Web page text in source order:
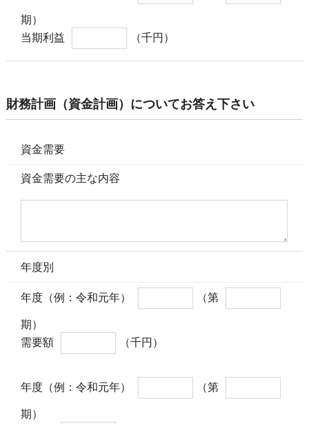
期）
当期利益
（千円）
財務計画（資金計画）についてお答え下さい
資金需要
資金需要の主な内容
年度別
年度（例：令和元年）
（第
期）
需要額
（千円）
年度（例：令和元年）
（第
期）